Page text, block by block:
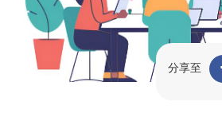
分享至